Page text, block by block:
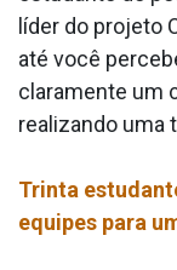
líder do projeto
até você
claramente um
realizando uma
Trinta
equipes para